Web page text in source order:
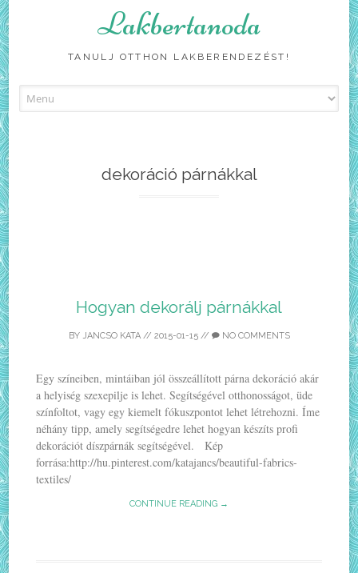
Lakbertanoda
TANULJ OTTHON LAKBERENDEZÉST!
to
dekoráció párnákkal
Hogyan dekorálj párnákkal
BY JANCSO KATA// 2015-01-15// NO COMMENTS
Egy színeiben, mintáiban jól összeállított párna dekoráció akár
a helyiség szexepilje is lehet. Segítségével otthonosságot, üde
színfoltot, vagy egy kiemelt fókuszpontot lehet létrehozni. Íme
néhány tipp, amely segítségedre lehet hogyan készíts profi
dekorációt díszpárnák segítségével. Kép
forrása:http://hu.pinterest.com/katajancs/beautiful-fabrics-
textiles/
CONTINUE READING →